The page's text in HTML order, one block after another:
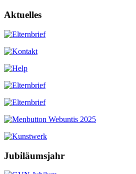
Aktuelles
Jubiläumsjahr